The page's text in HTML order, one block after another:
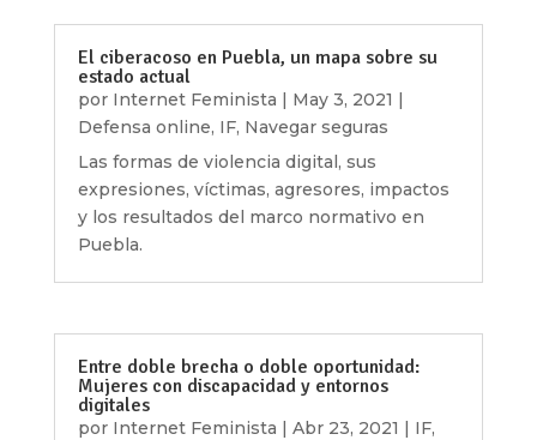
El ciberacoso en Puebla, un mapa sobre su
estado actual
por Internet Feminista May 3, 2021
Defensa online, IF, Navegar seguras
Las formas de violencia digital, sus
expresiones, víctimas, agresores, impactos
y los resultados del marco normativo en
Puebla.
Entre doble brecha o doble oportunidad:
Mujeres con discapacidad y entornos
digitales
por Internet Feminista | Abr 23, 2021 | IF,